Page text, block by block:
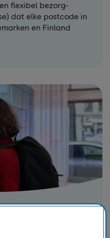
flexibel bezorg-
dat elke postcode in
en Finland
19.000+